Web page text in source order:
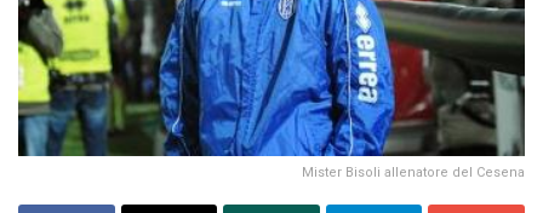
Mister Bisoli allenatore del Cesena